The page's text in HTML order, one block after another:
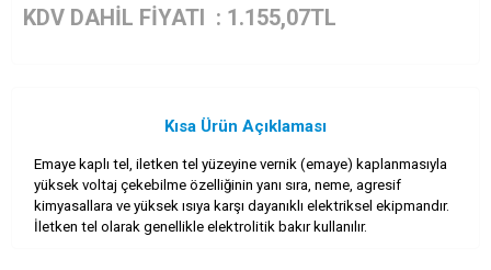
KDV DAHİL FİYATI : 1.155,07TL
Kısa Ürün Açıklaması
Emaye kaplı tel, iletken tel yüzeyine vernik (emaye) kaplanmasıyla
yüksek voltaj çekebilme özelliğinin yanı sıra, neme, agresif
kimyasallara ve yüksek ısıya karşı dayanıklı elektriksel ekipmandır.
İletken tel olarak genellikle elektrolitik bakır kullanılır.